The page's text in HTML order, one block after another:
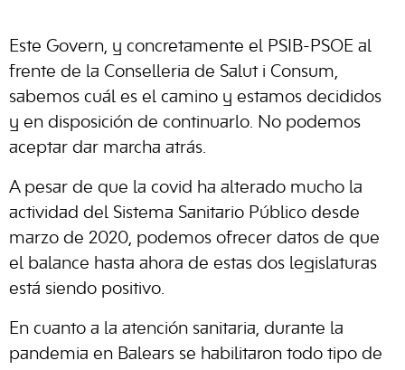
Este Govern, y concretamente el PSIB-PSOE al
frente de la Conselleria de Salut i Consum,
sabemos cuál es el camino y estamos decididos
y en disposición de continuarlo. No podemos
aceptar dar marcha atrás.
A pesar de que la covid ha alterado mucho la
actividad del Sistema Sanitario Público desde
marzo de 2020, podemos ofrecer datos de que
el balance hasta ahora de estas dos legislaturas
está siendo positivo.
En cuanto a la atención sanitaria, durante la
pandemia en Balears se habilitaron todo tipo de